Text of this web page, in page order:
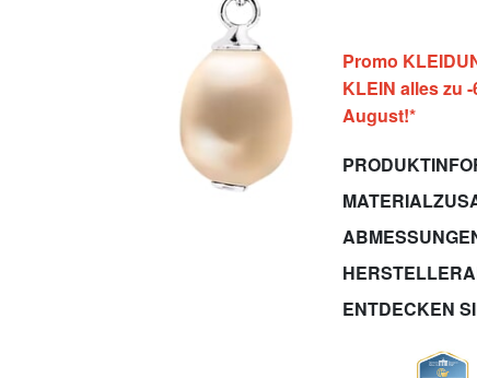
Promo
KLEIN alles zu
August!*
ENTDECKEN